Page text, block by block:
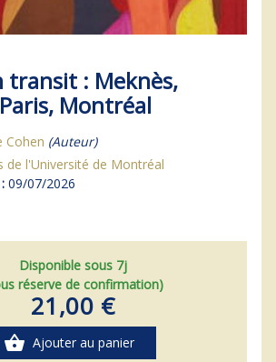
transit : Meknès,
Montréal
Cohen (Auteur)
de l'Université de Montréal
09/07/2026
Disponible sous 7j
réserve de confirmation)
21,00 €
shopping_basket Ajouter au panier